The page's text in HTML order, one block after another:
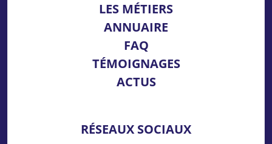
LES MÉTIERS
ANNUAIRE
FAQ
TÉMOIGNAGES
ACTUS
RÉSEAUX SOCIAUX